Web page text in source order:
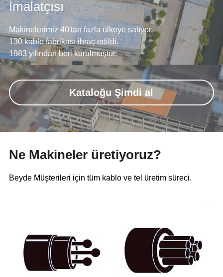
Payoff&Take-up
Taping Machine
Haul-off Machine
Extruder Parts
35KV CCV Line
News
Español
İmalatçısı
Makinelerimiz 40'tan fazla ülkeye satıyor.
130 kablo fabrikası ihraç edildi.
1983 yılından beri kurulmuştur.
Kataloğu Şimdi al
Ne Makineler üretiyoruz?
Beyde Müşterileri için tüm kablo ve tel üretim süreci.